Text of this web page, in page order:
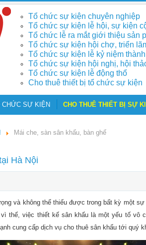
Tổ chức sự kiện chuyên nghiệp
Tổ chức sự kiện lễ hội, sự kiện
Tổ chức lễ ra mắt giới thiệu sản
Tổ chức sự kiện hội chợ, triển
Tổ chức sự kiện lễ kỷ niệm
Tổ chức sự kiện hội nghị, hội
Tổ chức sự kiện lễ động thổ
Cho thuê thiết bị tổ chức sự kiện
CHỨC SỰ KIỆN CHO THUÊ THIẾT BỊ SỰ
Mái che, sàn sân khấu, bàn ghế
Hà Nội
và không thể thiếu được trong bất kỳ một
thế, việc thiết kế sân khấu là một yếu tố vô
cung cấp dịch vụ cho thuê sân khấu tới quý